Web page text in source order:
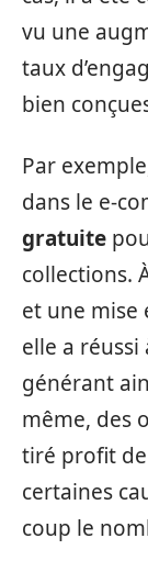
vu une
taux
bien
Par
dans le e-
gratuite
collections.
et une mise
elle a réussi
générant
même, des
tiré profit
certaines
coup le